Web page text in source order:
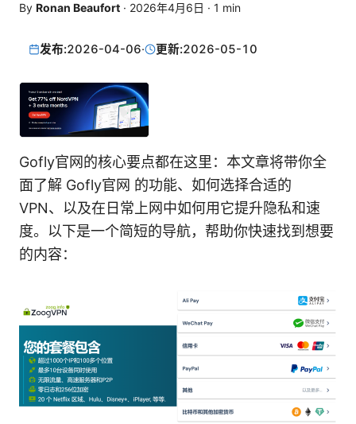
By Ronan Beaufort · 2026年4月6日 · 1 min
发布:2026-04-06· 更新:2026-05-10
Gofly官网的核心要点都在这里：本文章将带你全
面了解 Gofly官网 的功能、如何选择合适的
VPN、以及在日常上网中如何用它提升隐私和速
度。以下是一个简短的导航，帮助你快速找到想要
的内容：